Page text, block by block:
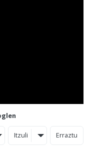
Itzuli Erraztu